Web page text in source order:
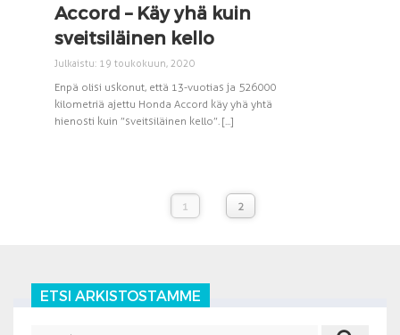
Accord – Käy yhä kuin
sveitsiläinen kello
Julkaistu: 19 toukokuun, 2020
Enpä olisi uskonut, että 13-vuotias ja 526 000
kilometriä ajettu Honda Accord käy yhä yhtä
hienosti kuin ”sveitsiläinen kello”. [...]
1 2
ETSI ARKISTOSTAMME